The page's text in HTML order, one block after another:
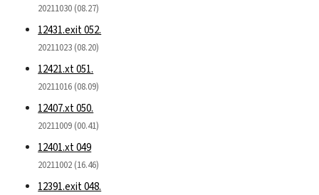
20211030 (08.27)
12431.exit 052.
20211023 (08.20)
12421.xt 051.
20211016 (08.09)
12407.xt 050.
20211009 (00.41)
12401.xt 049
20211002 (16.46)
12391.exit 048.